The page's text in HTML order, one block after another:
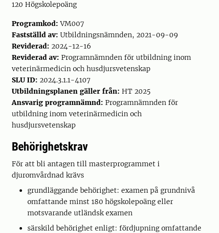
120 Högskolepoäng
Programkod: VM007
Fastställd av: Utbildningsnämnden, 2021-09-09
Reviderad: 2024-12-16
Reviderad av: Programnämnden för utbildning inom
veterinärmedicin och husdjursvetenskap
SLU ID: 2024.3.1.1-4107
Utbildningsplanen gäller från: HT 2025
Ansvarig programnämnd: Programnämnden för
utbildning inom veterinärmedicin och
husdjursvetenskap
Behörighetskrav
För att bli antagen till masterprogrammet i
djuromvårdnad krävs
grundläggande behörighet: examen på grundnivå
omfattande minst 180 högskolepoäng eller
motsvarande utländsk examen
särskild behörighet enligt: fördjupning omfattande